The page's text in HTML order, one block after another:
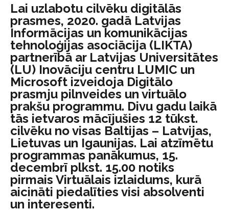
Lai uzlabotu cilvēku digitālās
prasmes, 2020. gadā Latvijas
Informācijas un komunikācijas
tehnoloģijas asociācija (LIKTA)
partnerībā ar Latvijas Universitātes
(LU) Inovāciju centru LUMIC un
Microsoft izveidoja Digitālo
prasmju pilnveides un virtuālo
prakšu programmu. Divu gadu laikā
tās ietvaros mācījušies 12 tūkst.
cilvēku no visas Baltijas – Latvijas,
Lietuvas un Igaunijas. Lai atzīmētu
programmas panākumus, 15.
decembrī plkst. 15.00 notiks
pirmais Virtuālais izlaidums, kurā
aicināti piedalīties visi absolventi
un interesenti.